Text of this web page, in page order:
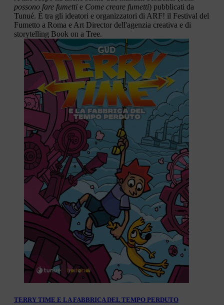
possono fare fumetti e Come creare fumetti) pubblicati da
Tunué. È tra gli ideatori e organizzatori di ARF! il Festival del
Fumetto a Roma e Art Director dell'agenzia creativa e di
storytelling Book on a Tree.
TERRY TIME E LA FABBRICA DEL TEMPO PERDUTO